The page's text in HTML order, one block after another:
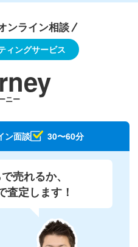
ンライン相談
ィングサービス
ニー
ン面談 30〜60分
売れるか、
査定します！